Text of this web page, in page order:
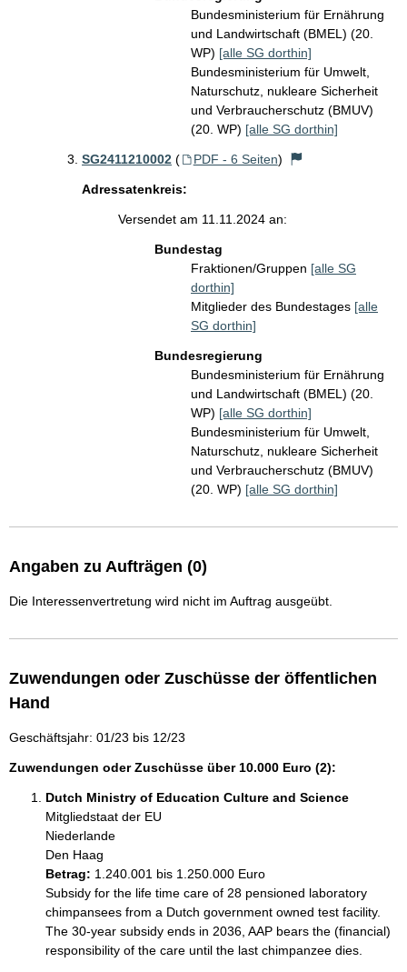
Bundesministerium für Ernährung
und Landwirtschaft (BMEL) (20.
WP) [alle SG dorthin]
Bundesministerium für Umwelt,
Naturschutz, nukleare Sicherheit
und Verbraucherschutz (BMUV)
(20. WP) [alle SG dorthin]
SG2411210002 ( PDF - 6 Seiten)
Adressatenkreis:
Versendet am 11.11.2024 an:
Bundestag
Fraktionen/Gruppen [alle SG
dorthin]
Mitglieder des Bundestages [alle
SG dorthin]
Bundesregierung
Bundesministerium für Ernährung
und Landwirtschaft (BMEL) (20.
WP) [alle SG dorthin]
Bundesministerium für Umwelt,
Naturschutz, nukleare Sicherheit
und Verbraucherschutz (BMUV)
(20. WP) [alle SG dorthin]
Angaben zu Aufträgen (0)
Die Interessenvertretung wird nicht im Auftrag ausgeübt.
Zuwendungen oder Zuschüsse der öffentlichen
Hand
Geschäftsjahr: 01/23 bis 12/23
Zuwendungen oder Zuschüsse über 10.000 Euro (2):
Dutch Ministry of Education Culture and Science
Mitgliedstaat der EU
Niederlande
Den Haag
Betrag: 1.240.001 bis 1.250.000 Euro
Subsidy for the life time care of 28 pensioned laboratory
chimpansees from a Dutch government owned test facility.
The 30-year subsidy ends in 2036, AAP bears the (financial)
responsibility of the care until the last chimpanzee dies.